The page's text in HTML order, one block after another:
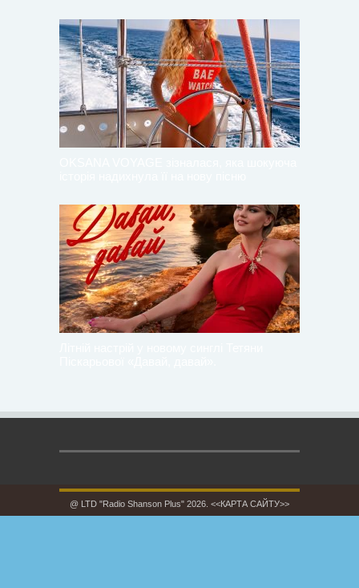
@ LTD "Radio Shanson Plus" 2026. <<КАРТА САЙТУ>>